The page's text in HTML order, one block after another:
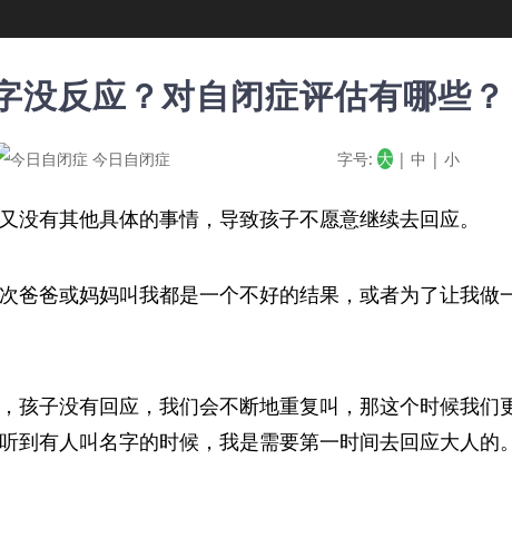
没反应？对自闭症评估有哪些？
今日自闭症 字号: 大 | 中 | 小
有其他具体的事情，导致孩子不愿意继续去回应。
爸或妈妈叫我都是一个不好的结果，或者为了让我做
子没有回应，我们会不断地重复叫，那这个时候我们
有人叫名字的时候，我是需要第一时间去回应大人的。